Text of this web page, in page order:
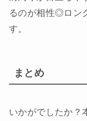
るのが相性◎ロン
す。
まとめ
いかがでしたか？